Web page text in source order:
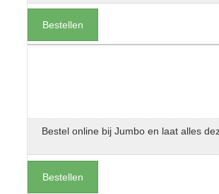
Bestellen
Bestel online bij Jumbo en laat alles
Bestellen